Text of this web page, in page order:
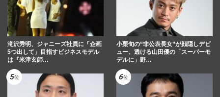
前、コンサートで踊った元Jr.たちが明かす
「他ならぬ経験」と5人の“…
滝沢秀明、ジャニーズ社員に「企画
5つ出して」目指すビジネスモデル
は『米津玄師…
小栗旬の“非公表長女”が顔隠しデビ
ュー、透ける山田優の「スーパーモ
デルに」野…